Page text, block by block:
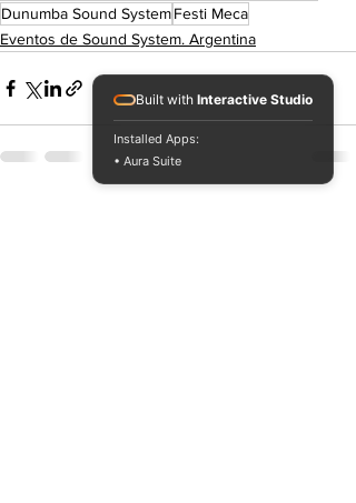
Dunumba Sound SystemFesti Meca
Eventos de Sound System. Argentina
Built with Interactive Studio
Installed Apps:
• Aura Suite